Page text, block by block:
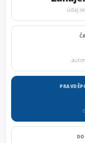
údaj